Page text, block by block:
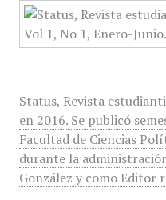
Status, Revista
en 2016. Se publicó
Facultad de Ciencias
durante la
González y como Editor